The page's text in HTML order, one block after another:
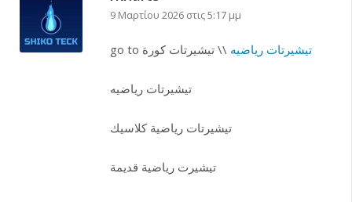
9 Μαρτίου 2026 στις 5:17 μμ
go to تيشيرتات رياضيه \\ تيشيرتات كورة
تيشيرتات رياضيه
تيشيرتات رياضية كلاسيك
تيشيرت رياضية قديمة